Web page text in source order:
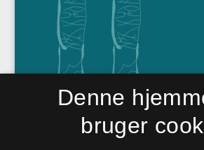
Denne
bruger